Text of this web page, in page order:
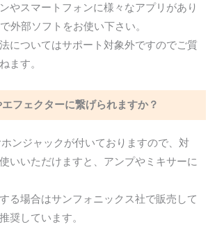
やスマートフォンに様々なアプリがあり
外部ソフトをお使い下さい。
についてはサポート対象外ですのでご質
ます。
フェクターに繋げられますか？
ンジャックが付いておりますので、対
いいただけますと、アンプやミキサーに
る場合はサンフォニックス社で販売して
奨しています。